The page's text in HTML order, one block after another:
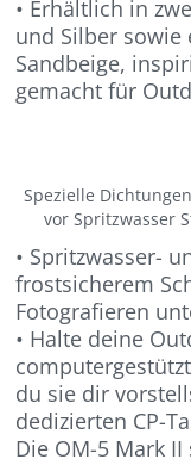
• Erhältlich in
und Silber
Sandbeige,
gemacht für
Spezielle
vor Spritzwasser
• Spritzwasser-
frostsicherem
Fotografieren
• Halte deine
du sie dir
dedizierten CP-
Die OM-5 Mark